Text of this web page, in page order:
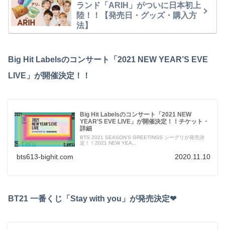
ランド「ARIH」がついに日本初上
陸！！【発売日・グッズ・購入方
法】
Big Hit Labelsのコンサート「2021 NEW YEAR’S EVE
LIVE」が開催決定！！
Big Hit Labelsのコンサート「2021 NEW
YEAR’S EVE LIVE」が開催決定！！チケット・
詳細
BTS 2021 SEASON’S GREETINGS シーグリが発売決
定！！2021 NEW YEA...
bts613-bighit.com 2020.11.10
BT21 一番くじ「Stay with you」が発売決定❤︎